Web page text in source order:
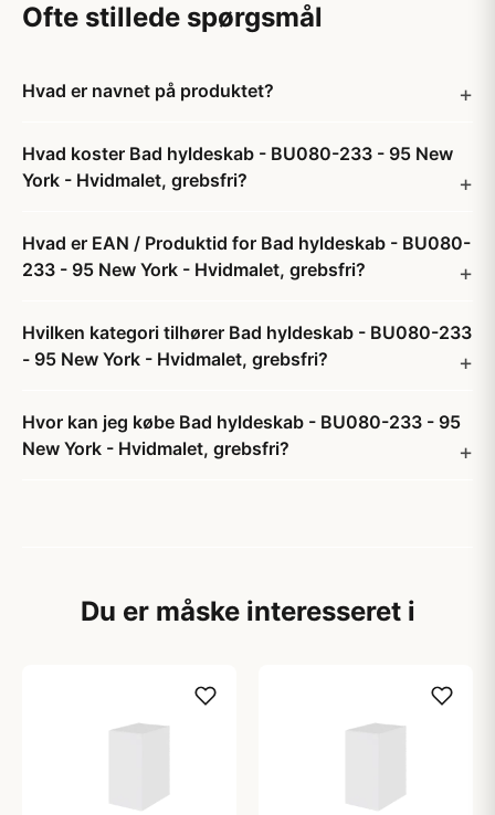
Ofte stillede spørgsmål
Hvad er navnet på produktet?
Hvad koster Bad hyldeskab - BU080-233 - 95 New
York - Hvidmalet, grebsfri?
Hvad er EAN / Produktid for Bad hyldeskab - BU080-
233 - 95 New York - Hvidmalet, grebsfri?
Hvilken kategori tilhører Bad hyldeskab - BU080-233
- 95 New York - Hvidmalet, grebsfri?
Hvor kan jeg købe Bad hyldeskab - BU080-233 - 95
New York - Hvidmalet, grebsfri?
Du er måske interesseret i